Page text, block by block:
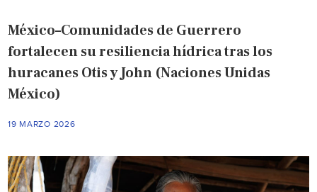
México–Comunidades de Guerrero
fortalecen su resiliencia hídrica tras los
huracanes Otis y John (Naciones Unidas
México)
19 MARZO 2026